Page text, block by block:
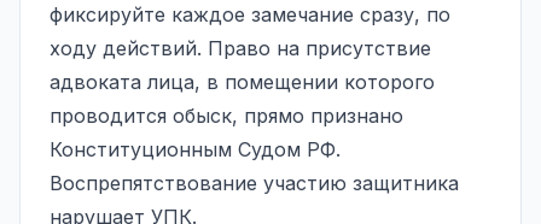
фиксируйте каждое замечание сразу, по
ходу действий. Право на присутствие
адвоката лица, в помещении которого
проводится обыск, прямо признано
Конституционным Судом РФ.
Воспрепятствование участию защитника
нарушает УПК.